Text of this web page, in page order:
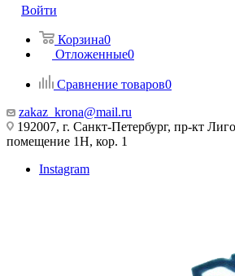
Войти
Корзина0
Отложенные0
Сравнение товаров0
zakaz_krona@mail.ru
192007, г. Санкт-Петербург, пр-кт
помещение 1Н, кор. 1
Instagram